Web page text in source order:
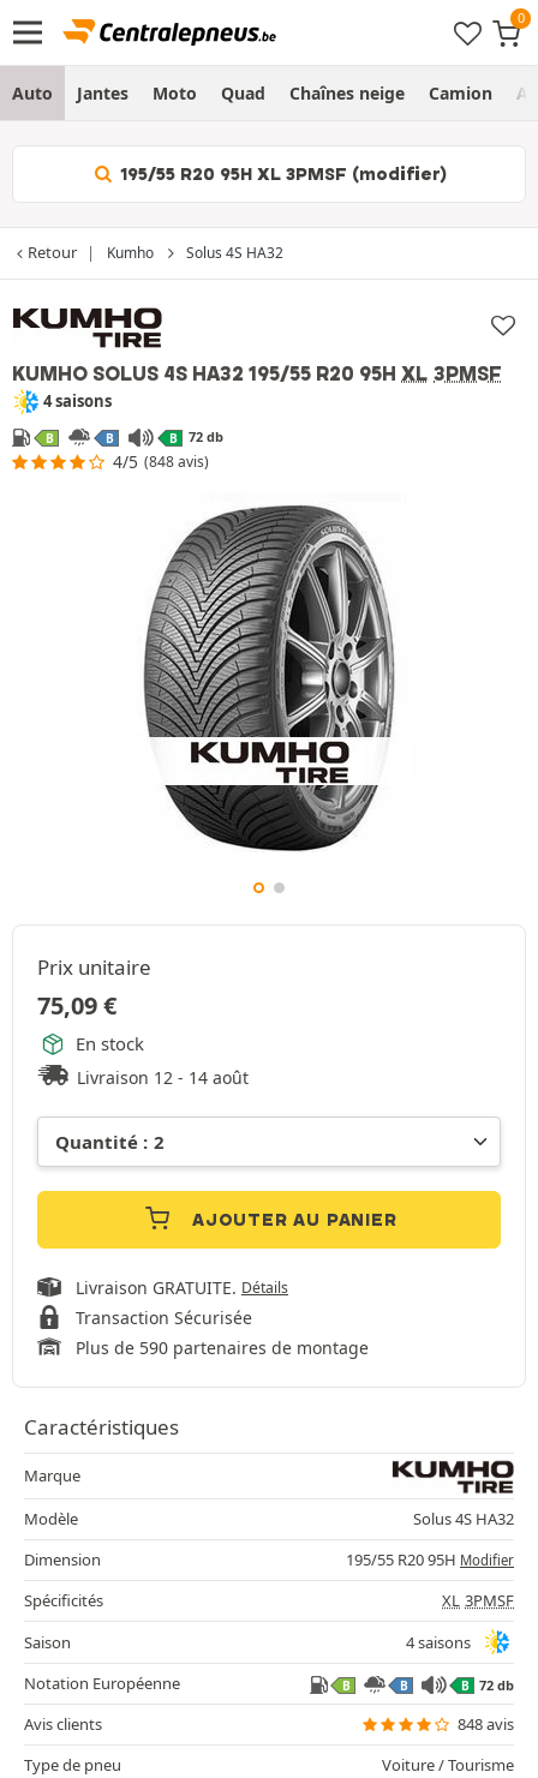
Auto Jantes Moto Quad Chaînes neige Camion
195/55 R20 95H XL 3PMSF (modifier)
Retour Kumho Solus 4S HA32
KUMHO SOLUS 4S HA32 195/55 R20 95H XL 3PMSF
4 saisons
B B B 72 db
4/5 (848 avis)
Prix unitaire
75,09€
En stock
Livraison 12 - 14 août
AJOUTER AU PANIER
Livraison GRATUITE. Détails
Transaction Sécurisée
Plus de 590 partenaires de montage
Caractéristiques
Marque
Modèle
Solus 4S HA32
Dimension
195/55 R20 95H Modifier
Spécificités XL 3PMSF
Saison
4 saisons
Notation Européenne
B B B 72 db
Avis clients
848 avis
Type de pneu
Voiture / Tourisme